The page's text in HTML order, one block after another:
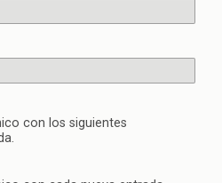
con los siguientes